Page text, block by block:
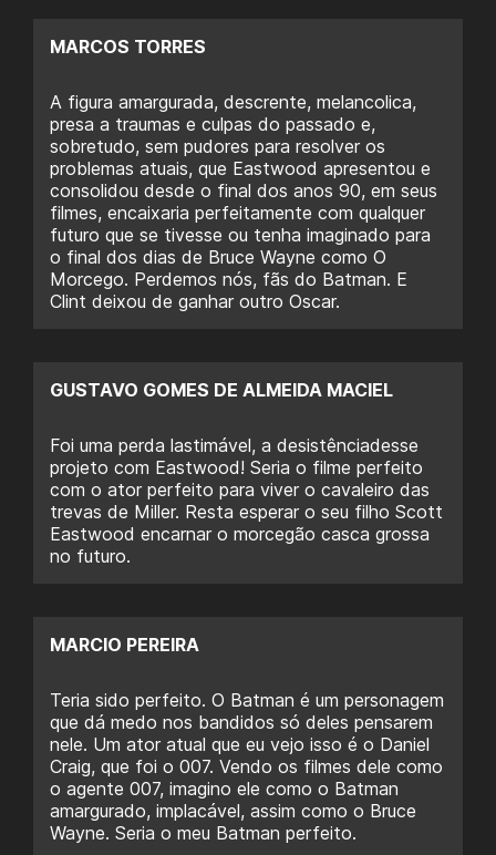
MARCOS TORRES
A figura amargurada, descrente, melancolica,
presa a traumas e culpas do passado e,
sobretudo, sem pudores para resolver os
problemas atuais, que Eastwood apresentou e
consolidou desde o final dos anos 90, em seus
filmes, encaixaria perfeitamente com qualquer
futuro que se tivesse ou tenha imaginado para
o final dos dias de Bruce Wayne como O
Morcego. Perdemos nós, fãs do Batman. E
Clint deixou de ganhar outro Oscar.
GUSTAVO GOMES DE ALMEIDA MACIEL
Foi uma perda lastimável, a desistênciadesse
projeto com Eastwood! Seria o filme perfeito
com o ator perfeito para viver o cavaleiro das
trevas de Miller. Resta esperar o seu filho Scott
Eastwood encarnar o morcegão casca grossa
no futuro.
MARCIO PEREIRA
Teria sido perfeito. O Batman é um personagem
que dá medo nos bandidos só deles pensarem
nele. Um ator atual que eu vejo isso é o Daniel
Craig, que foi o 007. Vendo os filmes dele como
o agente 007, imagino ele como o Batman
amargurado, implacável, assim como o Bruce
Wayne. Seria o meu Batman perfeito.